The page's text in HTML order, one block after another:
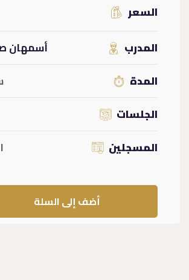
السعر
المدرب
أسمهان
المدة
الجلسات
المسجلين
أضف إلى السلة